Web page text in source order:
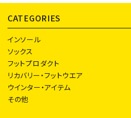
CATEGORIES
インソール
ソックス
フットプロダクト
リカバリー・フットウエア
ウインター・アイテム
その他